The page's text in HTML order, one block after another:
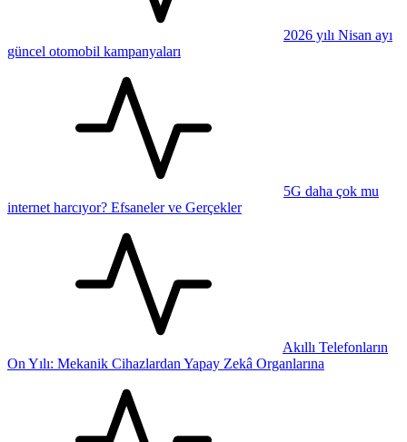
2026 yılı Nisan ayı
güncel otomobil kampanyaları
5G daha çok mu
internet harcıyor? Efsaneler ve Gerçekler
Akıllı Telefonların
On Yılı: Mekanik Cihazlardan Yapay Zekâ Organlarına